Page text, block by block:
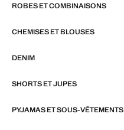
ROBES ET COMBINAISONS
CHEMISES ET BLOUSES
DENIM
SHORTS ET JUPES
PYJAMAS ET SOUS-VÊTEMENTS